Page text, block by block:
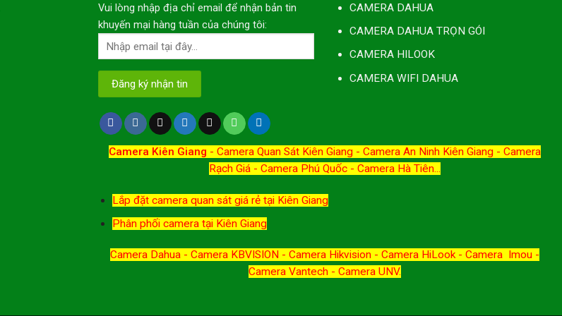
Vui lòng nhập địa chỉ email để nhận bản tin
khuyến mại hàng tuần của chúng tôi:
CAMERA DAHUA
CAMERA DAHUA TRỌN GÓI
CAMERA HILOOK
CAMERA WIFI DAHUA
Camera Kiên Giang - Camera Quan Sát Kiên Giang - Camera An Ninh Kiên Giang - Camera
Rạch Giá - Camera Phú Quốc - Camera Hà Tiên...
Lắp đặt camera quan sát giá rẻ tại Kiên Giang
Phân phối camera tại Kiên Giang
Camera Dahua - Camera KBVISION - Camera Hikvision - Camera HiLook - Camera Imou -
Camera Vantech - Camera UNV.